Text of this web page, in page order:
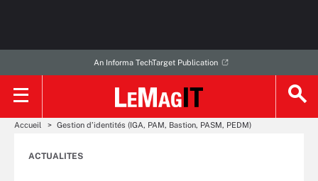
An Informa TechTarget Publication
Accueil Gestion d’identités (IGA, PAM, Bastion, PASM, PEDM)
ACTUALITES